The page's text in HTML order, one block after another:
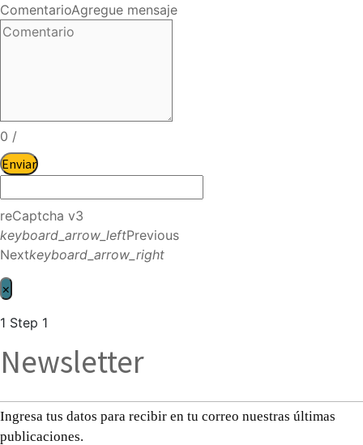
ComentarioAgregue mensaje
0 /
Enviar
reCaptcha v3
keyboard_arrow_leftPrevious
Nextkeyboard_arrow_right
×
1 Step 1
Newsletter
Ingresa tus datos para recibir en tu correo nuestras últimas
publicaciones.